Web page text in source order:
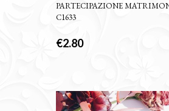
PARTECIPAZIONE
C1633
€2.80